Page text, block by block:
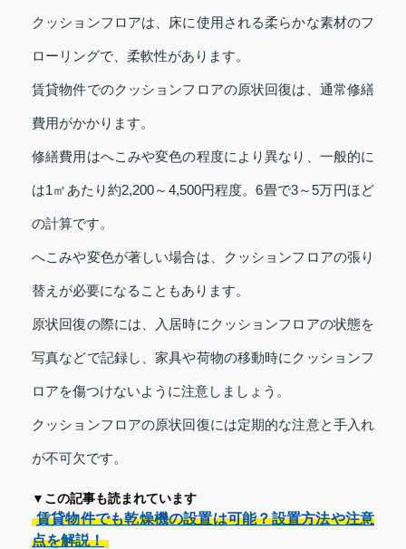
クッションフロアは、床に使用される柔らかな素材のフ
ローリングで、柔軟性があります。
賃貸物件でのクッションフロアの原状回復は、通常修繕
費用がかかります。
修繕費用はへこみや変色の程度により異なり、一般的に
は1㎡あたり約2,200～4,500円程度。6畳で3～5万円ほど
の計算です。
へこみや変色が著しい場合は、クッションフロアの張り
替えが必要になることもあります。
原状回復の際には、入居時にクッションフロアの状態を
写真などで記録し、家具や荷物の移動時にクッションフ
ロアを傷つけないように注意しましょう。
クッションフロアの原状回復には定期的な注意と手入れ
が不可欠です。
▼この記事も読まれています
賃貸物件でも乾燥機の設置は可能？設置方法や注意
点を解説！